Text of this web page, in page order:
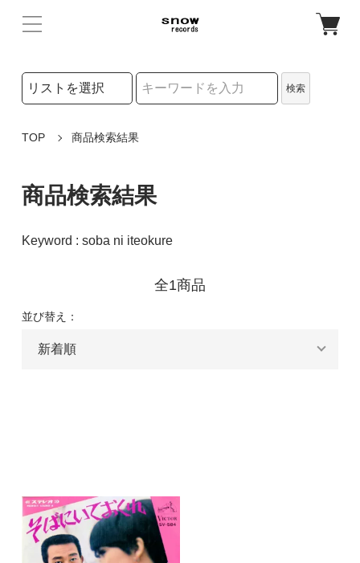
検索リストの選択
検索
TOP 商品検索結果
商品検索結果
Keyword : soba ni iteokure
全1商品
並び替え：